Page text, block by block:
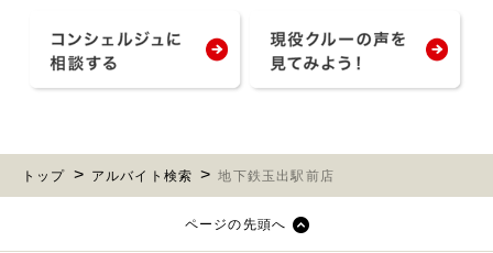
トップ アルバイト検索 地下鉄玉出駅前店
ページの先頭へ